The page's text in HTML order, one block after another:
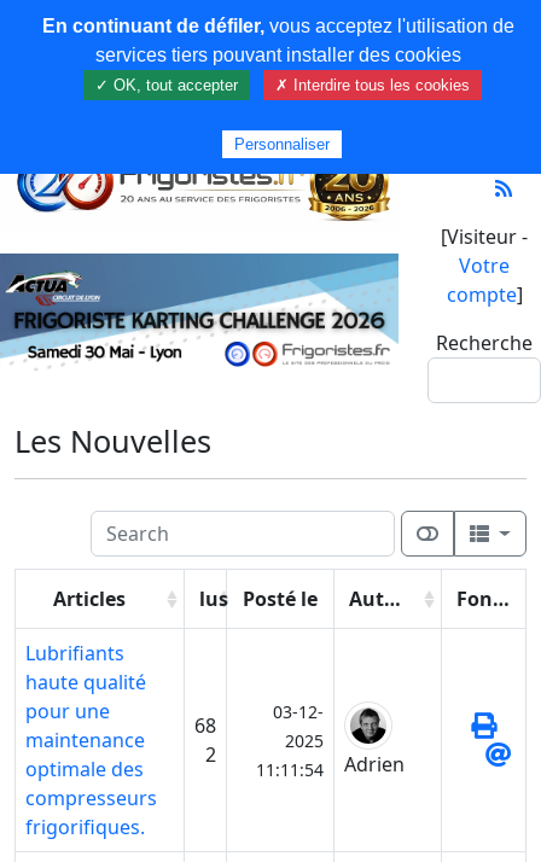
[Visiteur -
Votre
compte]
Recherche
Les Nouvelles
Articles lus Posté le Auteur Fonctions
Lubrifiants
haute qualité
pour une
maintenance
optimale des
compresseurs
frigorifiques.
68
2
03-12-
2025
11:11:54
Adrien
En continuant de défiler,vous acceptez l'utilisation de
services tiers pouvant installer des cookies
✓ OK, tout accepter ✗ Interdire tous les cookies
Personnaliser